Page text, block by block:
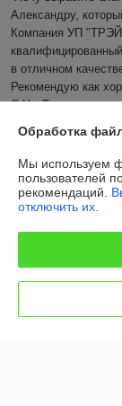
Александру,
Компания УП
в отличном
Рекомендую как
С Ув. Татьяна
О нас
Доставка и
Обработка
Мы используем
пользователей
рекомендаций.
отключить их.